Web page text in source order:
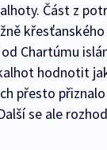
Část z
Chartúmu
hodnotit
přesto
se ale